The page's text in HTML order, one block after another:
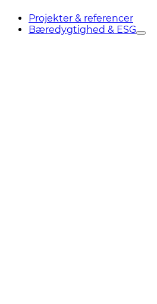
Projekter & referencer
Bæredygtighed & ESG